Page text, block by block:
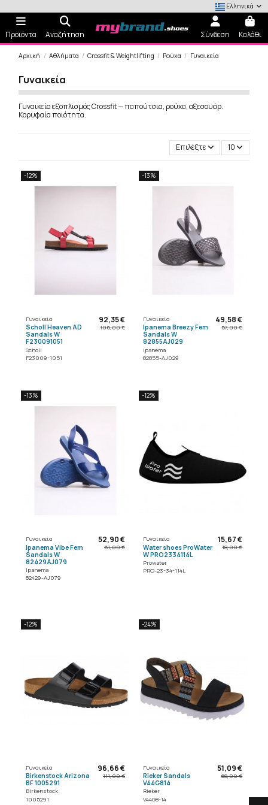
Ελληνικά
Προϊόντα Αναζήτηση Σύνδεση Καλάθι
Αρχική Αθλήματα Crossfit & Weightlifting Ρούχα Γυναικεία
Γυναικεία
Γυναικεία εξοπλισμός Crossfit — παπούτσια, ρούχα, αξεσουάρ.
Κορυφαία ποιότητα.
Επιλέξτε 10
-12%
Γυναικεία
Scholl Heaven AD
Sandals W
F230091051
Scholl
F23009-1051
92,35 €
106,00 €
-13%
Γυναικεία
Ipanema Breezy Fem
Sandals W
82855AJ029
Ipanema
82855-AJ029
49,58 €
57,00 €
-13%
Γυναικεία
Ipanema Vibe Fem
Sandals W
82429AJ079
Ipanema
82429-AJ079
52,90 €
61,00 €
-12%
Γυναικεία
Water shoes ProWater
W PRO2334114L
Prowater
PRO-23-34-114L
15,67 €
18,00 €
-12%
Γυναικεία
Birkenstock Arizona
BF 1005291
Birkenstock
1005291
96,66 €
111,00 €
-24%
Γυναικεία
Rieker Sandals
V44G814
Rieker
V44G8-14
51,09 €
68,00 €